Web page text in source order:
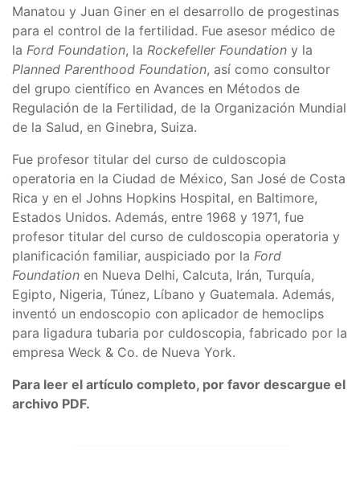
Manatou y Juan Giner en el desarrollo de progestinas
para el control de la fertilidad. Fue asesor médico de
la Ford Foundation, la Rockefeller Foundation y la
Planned Parenthood Foundation, así como consultor
del grupo científico en Avances en Métodos de
Regulación de la Fertilidad, de la Organización Mundial
de la Salud, en Ginebra, Suiza.
Fue profesor titular del curso de culdoscopia
operatoria en la Ciudad de México, San José de Costa
Rica y en el Johns Hopkins Hospital, en Baltimore,
Estados Unidos. Además, entre 1968 y 1971, fue
profesor titular del curso de culdoscopia operatoria y
planificación familiar, auspiciado por la Ford
Foundation en Nueva Delhi, Calcuta, Irán, Turquía,
Egipto, Nigeria, Túnez, Líbano y Guatemala. Además,
inventó un endoscopio con aplicador de hemoclips
para ligadura tubaria por culdoscopia, fabricado por la
empresa Weck & Co. de Nueva York.
Para leer el artículo completo, por favor descargue el
archivo PDF.